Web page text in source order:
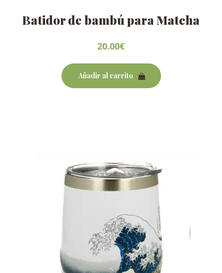
Batidor de bambú para Matcha
20.00€
Añadir al carrito